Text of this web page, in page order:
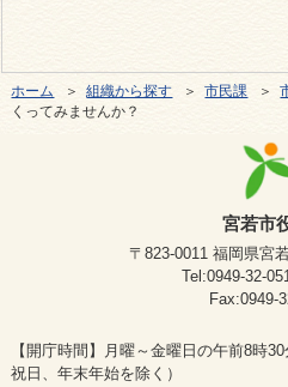
ホーム ＞組織から探す ＞市民課 ＞
くってみませんか？
宮若市
〒823-0011 福岡県宮
Tel:0949-32-
Fax:0949-
【開庁時間】月曜～金曜日の午前8時
祝日、年末年始を除く）